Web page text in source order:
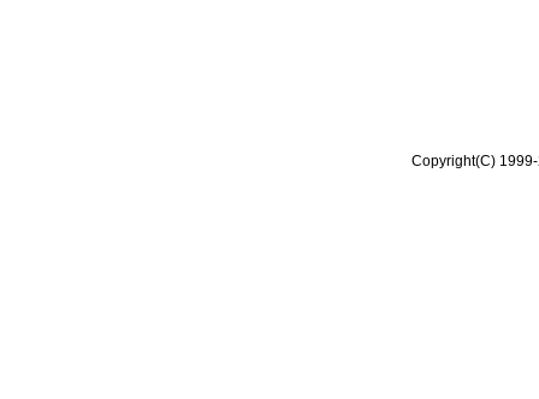
Copyright(C)